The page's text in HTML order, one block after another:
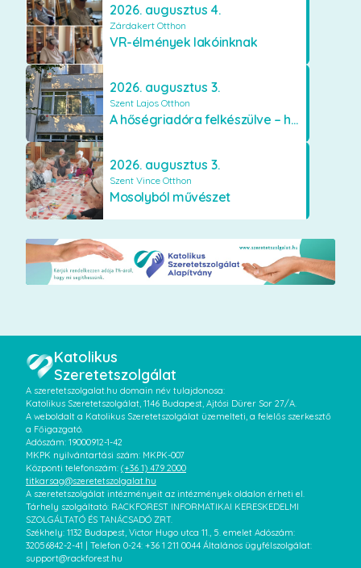
2026. augusztus 4.
Zárdakert Otthon
VR-élmények lakóinknak
2026. augusztus 3.
Szent Lajos Otthon
A hőségriadóra felkészülve – hűsítő fejlesztések a Szent Lajos Otthonban
2026. augusztus 3.
Szent Vince Otthon
Mosolyból művészet
Katolikus
Szeretetszolgálat
A szeretetszolgalat.hu domain név tulajdonosa:
Katolikus Szeretetszolgálat, 1146 Budapest, Ajtósi Dürer Sor 27/A.
A weboldalt a Katolikus Szeretetszolgálat üzemelteti, a felelős szerkesztő
a Főigazgató.
Adószám: 19000912-1-42
MKPK nyilvántartási szám: MKPK-007
Központi telefonszám: (+36 1) 479 2000
titkarsag@szeretetszolgalat.hu
A szeretetszolgálat intézményeit az intézmények oldalon érheti el.
Tárhely szolgáltató: RACKFOREST INFORMATIKAI KERESKEDELMI
SZOLGÁLTATÓ ÉS TANÁCSADÓ ZRT.
Székhely: 1132 Budapest, Victor Hugo utca 11., 5. emelet Adószám:
32056842-2-41 | Telefon 0-24: +36 1 211 0044 Általános ügyfélszolgálat:
support@rackforest.hu